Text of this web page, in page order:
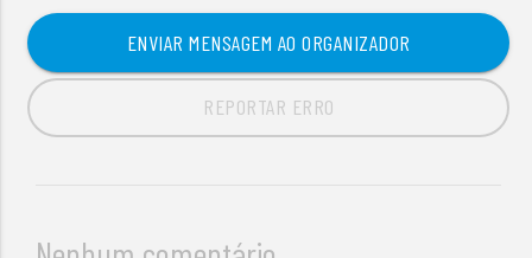
ENVIAR MENSAGEM AO ORGANIZADOR
REPORTAR ERRO